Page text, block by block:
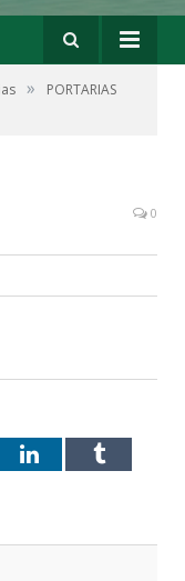
»
PORTARIAS
0
LinkedInTumblr